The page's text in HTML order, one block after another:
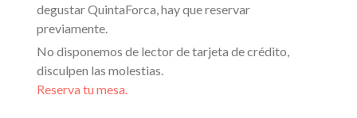
degustar QuintaForca, hay que reservar
previamente.
No disponemos de lector de tarjeta de crédito,
disculpen las molestias.
Reserva tu mesa.